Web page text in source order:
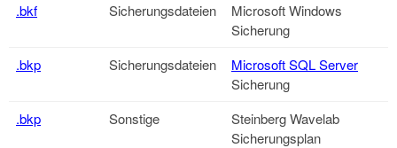
.bkf
Sicherungsdateien MicrosoftWindows
Sicherung
.bkp
Sicherungsdateien
Microsoft SQL Server
Sicherung
.bkp
Sonstige
Steinberg Wavelab
Sicherungsplan